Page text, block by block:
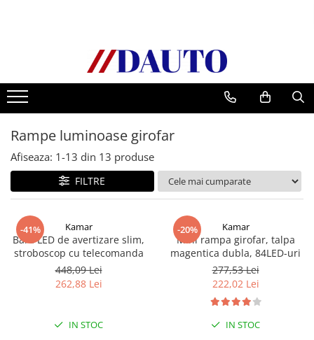
Bullbare, Suporti lumini camioane
Accesorii inox
DAF
CF Euro 6
DAF CF 85
DAF XF 105
Daf XF 95
Daf XG
Ford
Rampe luminoase girofar
Afiseaza: 1-13 din 13 produse
FILTRE
-41% Kamar
Bara LED de avertizare slim,
stroboscop cu telecomanda
448,09 Lei
262,88 Lei
IN STOC
-20% Kamar
Mini rampa girofar, talpa
magentica dubla, 84LED-uri
277,53 Lei
222,02 Lei
IN STOC